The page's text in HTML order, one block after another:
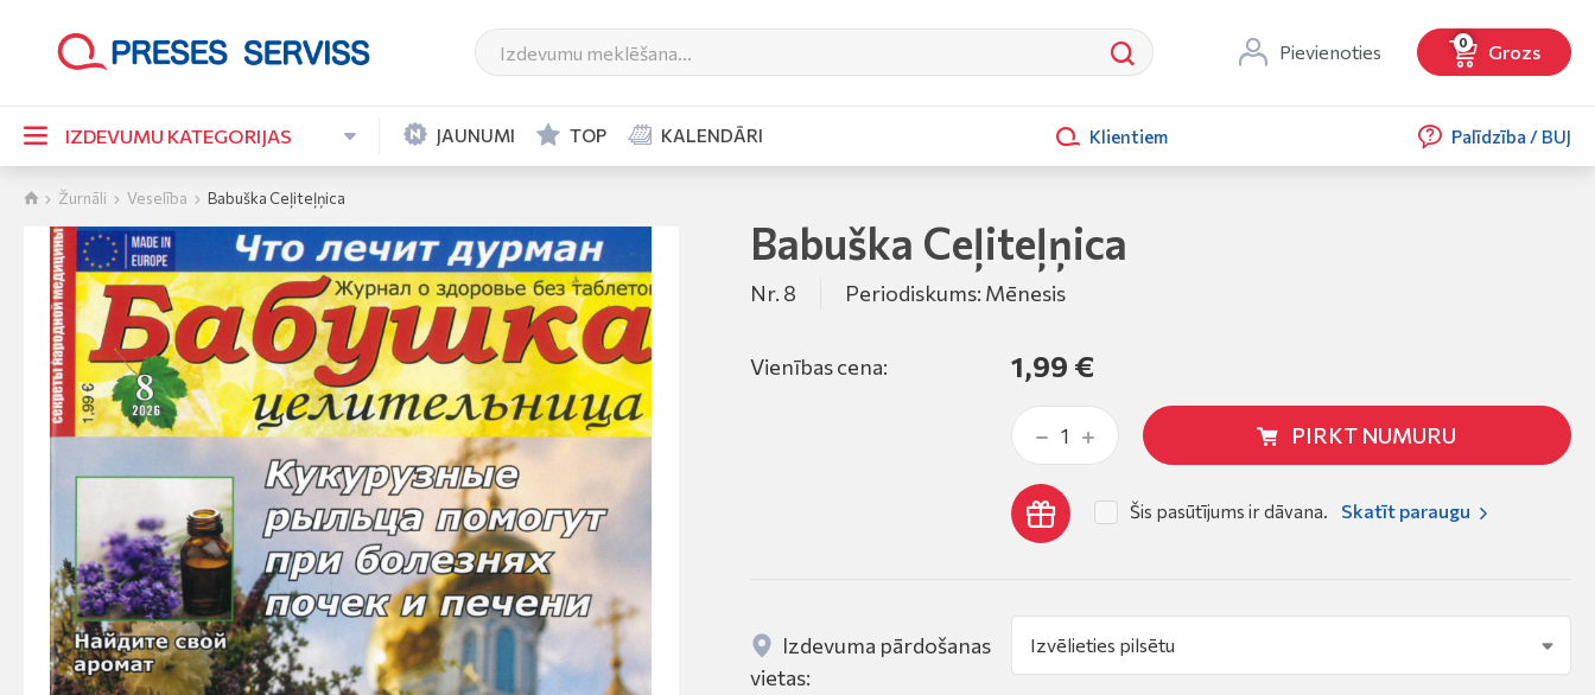
Pievienoties 0 Grozs
IZDEVUMU KATEGORIJAS JAUNUMI TOP KALENDĀRI Klientiem Palīdzība / BUJ
Žurnāli Veselība Babuška Ceļiteļņica
Babuška Ceļiteļņica
Nr. 8 Periodiskums: Mēnesis
Vienības cena: 1,99 €
PIRKT NUMURU
Šis pasūtījums ir dāvana. Skatīt paraugu
Izdevuma pārdošanas
vietas: